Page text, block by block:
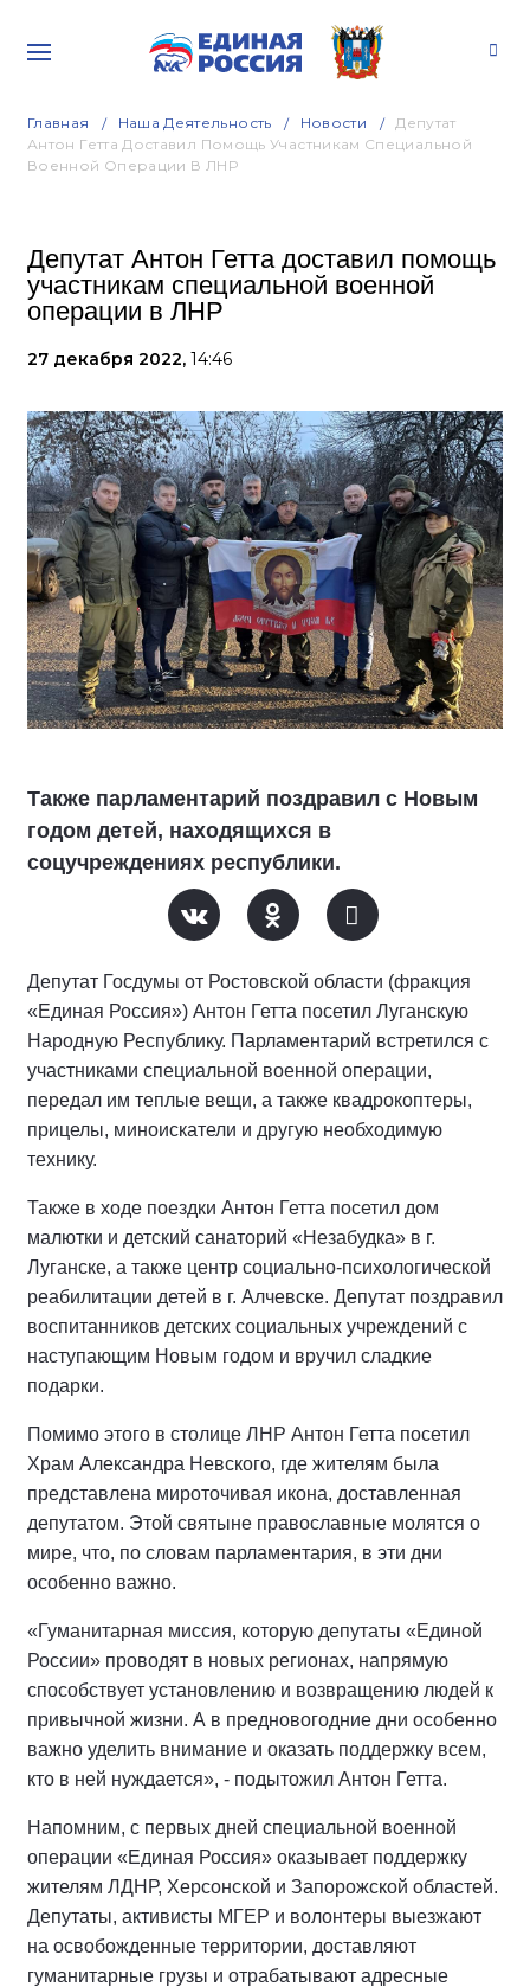
Главная Наша Деятельность Новости
Депутат
Антон Гетта Доставил Помощь Участникам Специальной
Военной Операции В ЛНР
Депутат Антон Гетта доставил помощь
участникам специальной военной
операции в ЛНР
27 декабря 2022, 14:46
Также парламентарий поздравил с Новым
годом детей, находящихся в
соцучреждениях республики.
Депутат Госдумы от Ростовской области (фракция
«Единая Россия») Антон Гетта посетил Луганскую
Народную Республику. Парламентарий встретился с
участниками специальной военной операции,
передал им теплые вещи, а также квадрокоптеры,
прицелы, миноискатели и другую необходимую
технику.
Также в ходе поездки Антон Гетта посетил дом
малютки и детский санаторий «Незабудка» в г.
Луганске, а также центр социально-психологической
реабилитации детей в г. Алчевске. Депутат поздравил
воспитанников детских социальных учреждений с
наступающим Новым годом и вручил сладкие
подарки.
Помимо этого в столице ЛНР Антон Гетта посетил
Храм Александра Невского, где жителям была
представлена мироточивая икона, доставленная
депутатом. Этой святыне православные молятся о
мире, что, по словам парламентария, в эти дни
особенно важно.
«Гуманитарная миссия, которую депутаты «Единой
России» проводят в новых регионах, напрямую
способствует установлению и возвращению людей к
привычной жизни. А в предновогодние дни особенно
важно уделить внимание и оказать поддержку всем,
кто в ней нуждается», - подытожил Антон Гетта.
Напомним, с первых дней специальной военной
операции «Единая Россия» оказывает поддержку
жителям ЛДНР, Херсонской и Запорожской областей.
Депутаты, активисты МГЕР и волонтеры выезжают
на освобожденные территории, доставляют
гуманитарные грузы и отрабатывают адресные